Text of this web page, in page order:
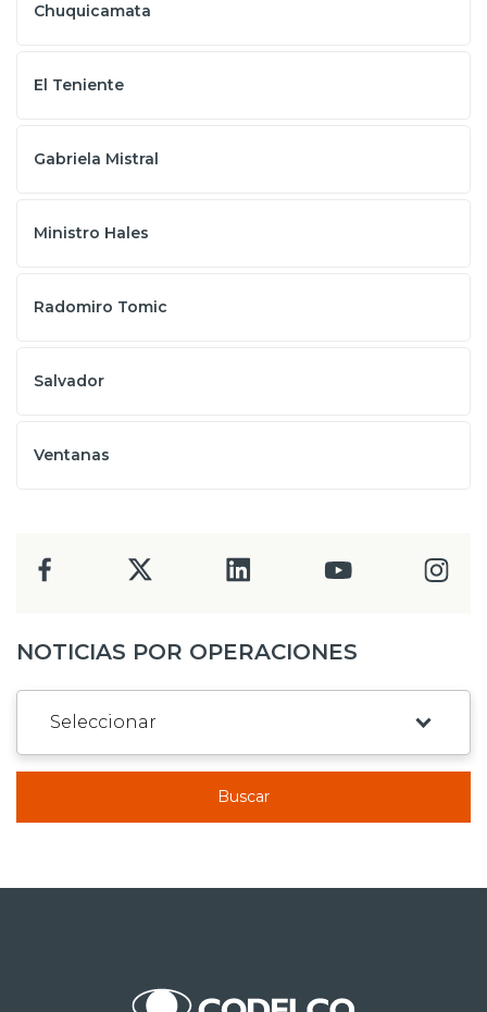
Chuquicamata
El Teniente
Gabriela Mistral
Ministro Hales
Radomiro Tomic
Salvador
Ventanas
NOTICIAS POR OPERACIONES
Buscar